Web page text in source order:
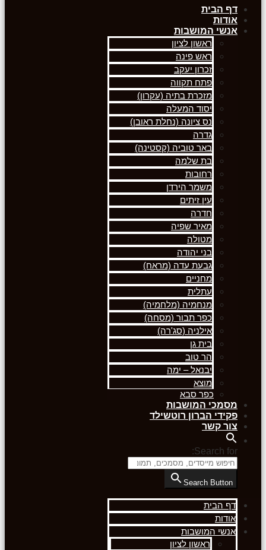
דף הבית
אודות
אנשי המושבות
ראשון לציון
ראש פינה
זכרון יעקב
פתח תקווה
מזכרת בתיה (עקרון)
יסוד המעלה
נס ציונה (נחלת ראובן)
גדרה
באר טוביה (קסטינה)
בת שלמה
רחובות
משמר הירדן
עין זיתים
חדרה
מאיר שפיה
מטולה
בני יהודה
גבעת עדה (מראח)
מחניים
עתלית
מנחמיה (מלחמיה)
כפר תבור (מסחה)
אילניה (סג'רה)
בית גן
הר טוב
יבנאל – ימה
מוצא
כפר סבא
מסמכי המושבות
פקידי הברון רוטשילד
צור קשר
Search for:
Search Button
דף הבית
אודות
אנשי המושבות
ראשון לציון